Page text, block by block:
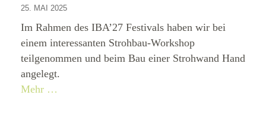
25. MAI 2025
Im Rahmen des IBA’27 Festivals haben wir bei
einem interessanten Strohbau-Workshop
teilgenommen und beim Bau einer Strohwand Hand
angelegt.
Mehr …